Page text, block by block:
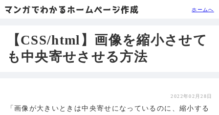
マンガでわかるホームページ作成 ホームへ
【CSS/html】画像を縮小させて
も中央寄せさせる方法
2022年02月28日
「画像が大きいときは中央寄せになっているのに、縮小する